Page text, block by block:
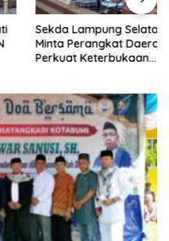
Sekda Lampung Selatan
Minta Perangkat Daerah
Perkuat Keterbukaan